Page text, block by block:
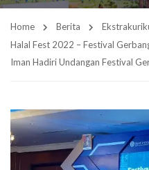
Home Berita
Halal Fest 2022 – Festival
Iman Hadiri Undangan Festival